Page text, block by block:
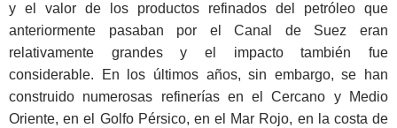
y el valor de los productos refinados del petróleo que
anteriormente pasaban por el Canal de Suez eran
relativamente grandes y el impacto también fue
considerable. En los últimos años, sin embargo, se han
construido numerosas refinerías en el Cercano y Medio
Oriente, en el Golfo Pérsico, en el Mar Rojo, en la costa de